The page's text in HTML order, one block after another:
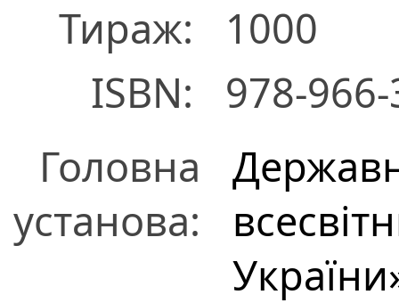
Тираж:
1000
ISBN:
978-
Головна
установа: